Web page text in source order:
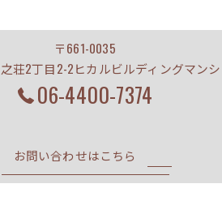
〒661-0035
荘2丁目2-2ヒカルビルディングマン
06-4400-7374
お問い合わせはこちら